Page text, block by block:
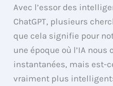
Avec l’essor des
ChatGPT, plusieurs
que cela signifie pour
une époque où l’IA nous
instantanées, mais est-
vraiment plus